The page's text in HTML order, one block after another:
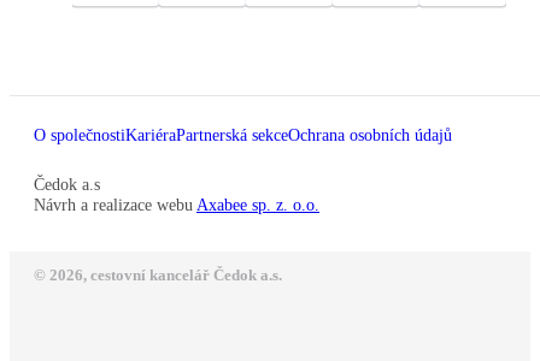
O společnostiKariéraPartnerská sekceOchrana osobních údajů
Čedok a.s
Návrh a realizace webu Axabee sp. z. o.o.
© 2026, cestovní kancelář Čedok a.s.